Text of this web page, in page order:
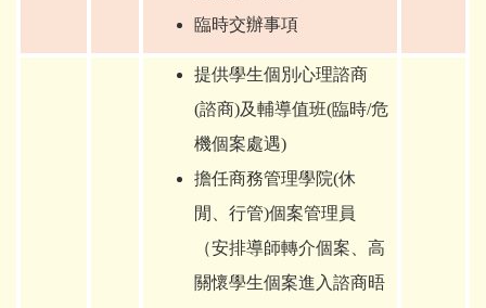
臨時交辦事項
提供學生個別心理諮商
(諮商)及輔導值班(臨時/危
機個案處遇)
擔任商務管理學院(休
閒、行管)個案管理員
（安排導師轉介個案、高
關懷學生個案進入諮商晤